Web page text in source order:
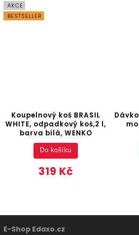
AKCE
BESTSELLER
Koupelnový koš BRASIL
WHITE, odpadkový koš,2 l,
barva bílá, WENKO
319 Kč
Do košíku
E-Shop Edaxo.cz